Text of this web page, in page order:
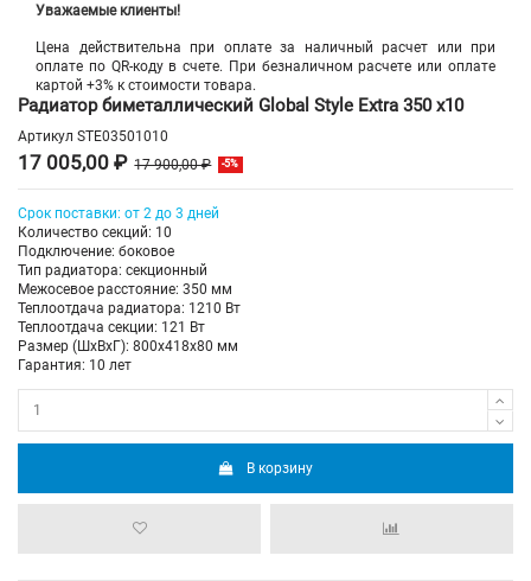
Уважаемые клиенты!
Цена действительна при оплате за наличный расчет или при
оплате по QR-коду в счете. При безналичном расчете или оплате
картой +3% к стоимости товара.
Радиатор биметаллический Global Style Extra 350 х10
Артикул STE03501010
17 005,00 ₽ 17 900,00 ₽ -5%
Срок поставки: от 2 до 3 дней
Количество секций: 10
Подключение: боковое
Тип радиатора: секционный
Межосевое расстояние: 350 мм
Теплоотдача радиатора: 1210 Вт
Теплоотдача секции: 121 Вт
Размер (ШхВхГ): 800х418х80 мм
Гарантия: 10 лет
В корзину